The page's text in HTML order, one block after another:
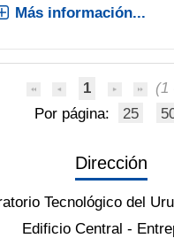
Más información...
1
(1
Por página:
25
Dirección
Tecnológico del
Edificio Central -